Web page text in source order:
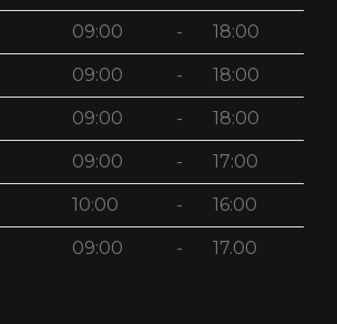
09:00 - 18:00
09:00 - 18:00
09:00 - 18:00
09:00 - 17:00
10:00 - 16:00
09:00 - 17.00